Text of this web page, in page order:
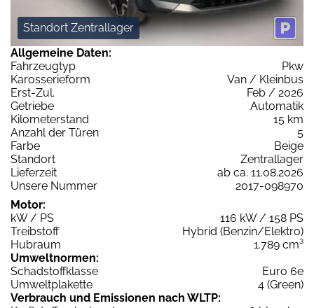
Standort Zentrallager
Allgemeine Daten:
Fahrzeugtyp
Pkw
Karosserieform
Van / Kleinbus
Erst-Zul.
Feb / 2026
Getriebe
Automatik
Kilometerstand
15 km
Anzahl der Türen
5
Farbe
Beige
Standort
Zentrallager
Lieferzeit
ab ca. 11.08.2026
Unsere Nummer
2017-098970
Motor:
kW / PS
116 kW / 158 PS
Treibstoff
Hybrid (Benzin/Elektro)
Hubraum
1.789 cm³
Umweltnormen:
Schadstoffklasse
Euro 6e
Umweltplakette
4 (Green)
Verbrauch und Emissionen nach WLTP: